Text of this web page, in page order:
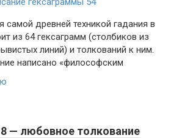
самой древней техникой гадания в
из 64 гексаграмм (столбиков из
линий) и толкований к ним.
написано «философским
— любовное толкование